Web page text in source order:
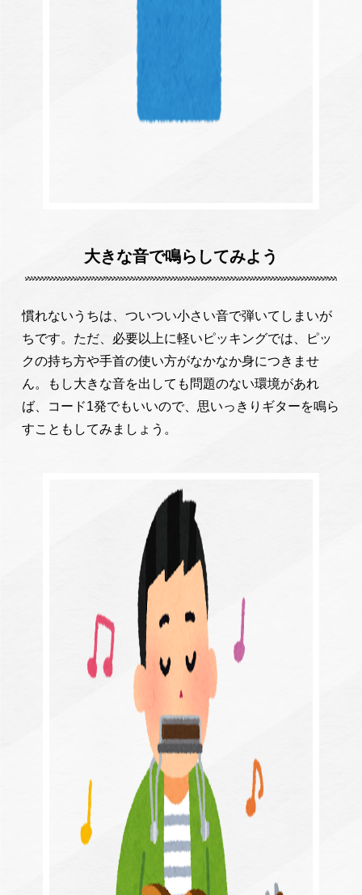
大きな音で鳴らしてみよう
慣れないうちは、ついつい小さい音で弾いてしまいが
ちです。ただ、必要以上に軽いピッキングでは、ピッ
クの持ち方や手首の使い方がなかなか身につきませ
ん。もし大きな音を出しても問題のない環境があれ
ば、コード1発でもいいので、思いっきりギターを鳴ら
すこともしてみましょう。